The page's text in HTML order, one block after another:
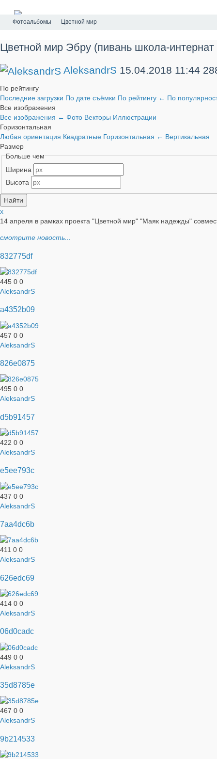
Фотоальбомы Цветной мир
Цветной мир Эбру (пивань школа-
AleksandrS 15.04.2018 11:44
По рейтингу
Последние загрузки По дате съёмки По рейтингу ← По
Все изображения
Все изображения ← Фото Векторы Иллюстрации
Горизонтальная
Любая ориентация Квадратные Горизонтальная ← Вертикальная
Размер
Больше чем
Ширина
Высота
x
14 апреля в рамках проекта "Цветной мир" "Маяк надежды"
смотрите новость...
832775df
445 0 0
AleksandrS
a4352b09
457 0 0
AleksandrS
826e0875
495 0 0
AleksandrS
d5b91457
422 0 0
AleksandrS
e5ee793c
437 0 0
AleksandrS
7aa4dc6b
411 0 0
AleksandrS
626edc69
414 0 0
AleksandrS
06d0cadc
449 0 0
AleksandrS
35d8785e
467 0 0
AleksandrS
9b214533